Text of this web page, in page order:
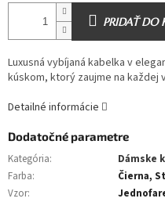
PRIDAŤ DO
Luxusná vybíjaná kabelka v
kúskom, ktorý zaujme na každej
Detailné informácie
Dodatočné parametre
Kategória:
Dámske
Farba:
Čierna,
Vzor: